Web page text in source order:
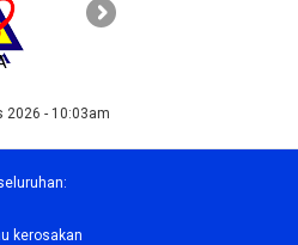
2026 - 10:03am
kerosakan